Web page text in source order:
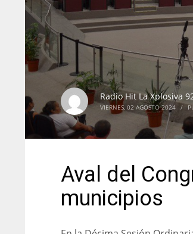
Radio Hit La Xplosiva
VIERNES, 02 AGOSTO 2024 /
Aval del
municipios